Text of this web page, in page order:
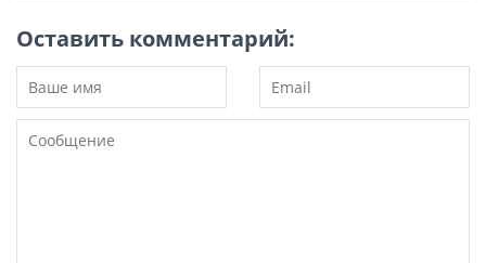
Оставить комментарий: